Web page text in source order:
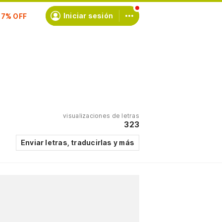
Iniciar sesión
visualizaciones de letras
323
Enviar letras, traducirlas y más